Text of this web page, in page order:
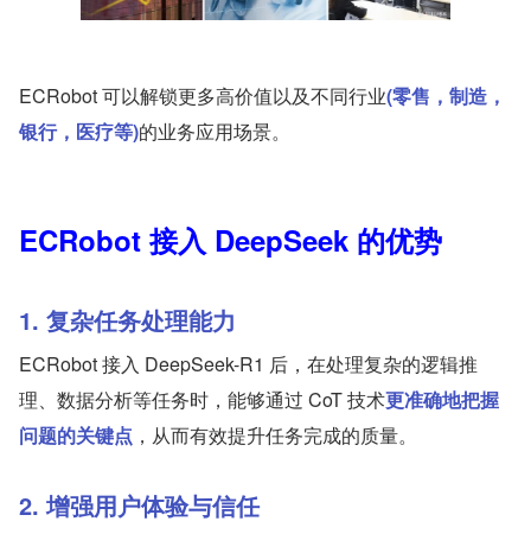
ECRobot 可以解锁更多高价值以及不同行业(零售，制造，
银行，医疗等)的业务应用场景。
ECRobot 接入 DeepSeek 的优势
1. 复杂任务处理能力
ECRobot 接入 DeepSeek-R1 后，在处理复杂的逻辑推
理、数据分析等任务时，能够通过 CoT 技术更准确地把握
问题的关键点 ，从而有效提升任务完成的质量。
2. 增强用户体验与信任